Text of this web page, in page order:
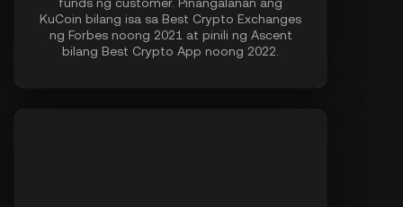
funds ng customer. Pinangalanan ang
KuCoin bilang isa sa Best Crypto Exchanges
ng Forbes noong 2021 at pinili ng Ascent
bilang Best Crypto App noong 2022.